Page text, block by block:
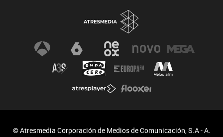
© Atresmedia Corporación de Medios de Comunicación, S.A - A.